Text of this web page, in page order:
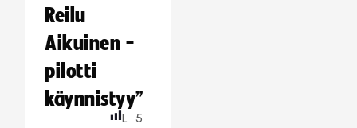
Reilu
Aikuinen -
pilotti
käynnistyy”
L 5